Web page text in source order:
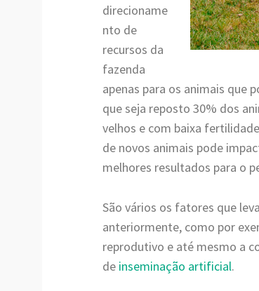
direcioname
nto de
recursos da
fazenda
apenas para os animais que
que seja reposto 30% dos
velhos e com baixa
de novos animais pode
melhores resultados para o
São vários os fatores que
anteriormente, como por
reprodutivo e até mesmo a
de inseminação artificial.